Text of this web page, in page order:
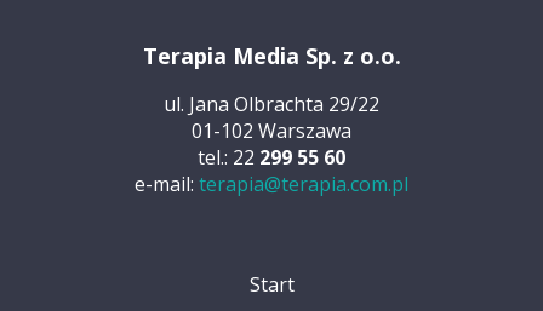
Terapia Media Sp. z o.o.
ul. Jana Olbrachta 29/22
01-102 Warszawa
tel.: 22 299 55 60
e-mail: terapia@terapia.com.pl
Start